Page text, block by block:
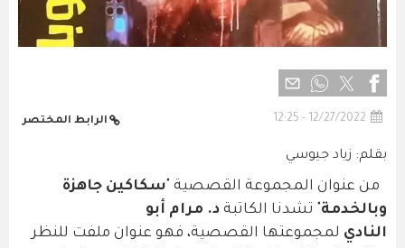
12/27/2022 - 12:25 الرابط المختصر
بقلم: زياد جيوسي
من عنوان المجموعة القصصية "سكاكين جاهزة
وبالخدمة" تشدنا الكاتبة د. مرام أبو
النادي لمجموعتها القصصية، فهو عنوان ملفت للنظر